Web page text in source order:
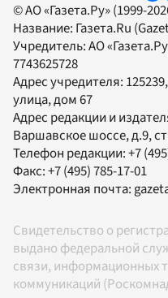
© АО «Газета.Ру» (1999-
Название: Газета.Ru
Учредитель:АО
7743625728
Адрес учредителя:
улица, дом 67
Адрес редакции и
Варшавское шоссе, д.9,
Телефон редакции:+7
Факс:+7 (495) 785-17-01
Электронная почта:
Свидетельство о
выдано федеральной
связи, информационных
коммуникаций